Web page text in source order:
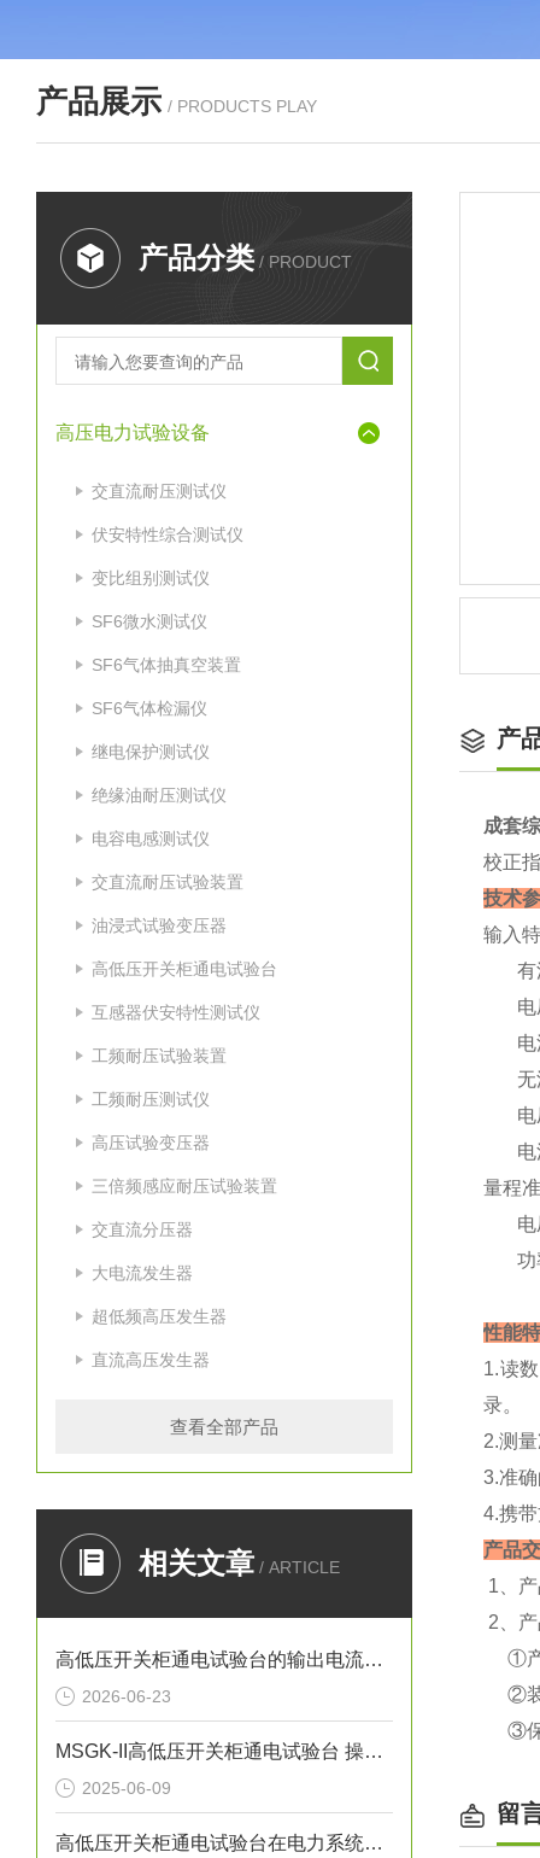
产品展示 / PRODUCTS PLAY
产品分类 / PRODUCT
高压电力试验设备
交直流耐压测试仪
伏安特性综合测试仪
变比组别测试仪
SF6微水测试仪
SF6气体抽真空装置
SF6气体检漏仪
继电保护测试仪
绝缘油耐压测试仪
电容电感测试仪
交直流耐压试验装置
油浸式试验变压器
高低压开关柜通电试验台
互感器伏安特性测试仪
工频耐压试验装置
工频耐压测试仪
高压试验变压器
三倍频感应耐压试验装置
交直流分压器
大电流发生器
超低频高压发生器
直流高压发生器
查看全部产品
相关文章 / ARTICLE
高低压开关柜通电试验台的输出电流精度是多少？
2026-06-23
MSGK-II高低压开关柜通电试验台 操作说明
2025-06-09
高低压开关柜通电试验台在电力系统中的重要性
产
成套
校正
技术
输入
有
电
电
无
电压
电流
量程
电
功
性能
1.读
录。
2.测
3.准
4.携
产品
1、
2、
①产
②装
③保
留